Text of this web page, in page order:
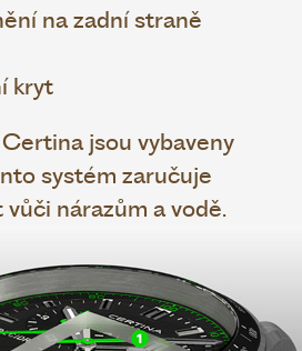
na zadní straně
kryt
jsou vybaveny
systém zaručuje
nárazům a vodě.